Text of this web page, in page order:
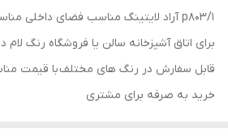
برای اتاق آشپزخانه سالن یا فروشگاه رنگ
قابل سفارش در رنگ های مختلف با قیمت
خرید به صرفه برای مشتری